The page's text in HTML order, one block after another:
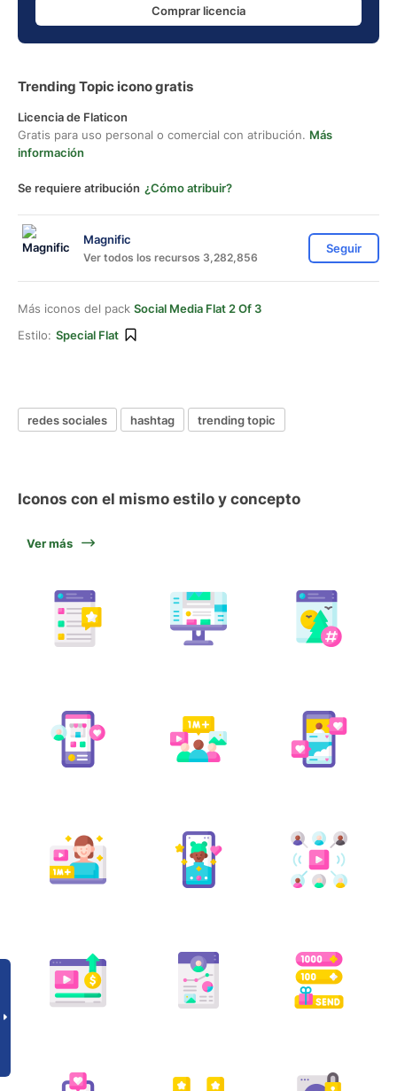
Comprar licencia
Trending Topic icono gratis
Licencia de Flaticon
Gratis para uso personal o comercial con atribución. Más
información
Se requiere atribución ¿Cómo atribuir?
Magnific
Ver todos los recursos 3,282,856
Seguir
Más iconos del pack Social Media Flat 2 Of 3
Estilo: Special Flat
redes sociales hashtag trending topic
Iconos con el mismo estilo y concepto
Ver más